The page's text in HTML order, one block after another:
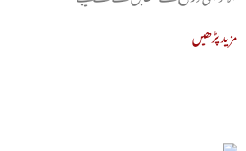
مزید پڑھیں